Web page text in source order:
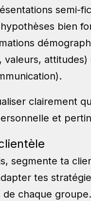
semi-
bien
valeurs,
clairement
et
segmente ta
tes
chaque